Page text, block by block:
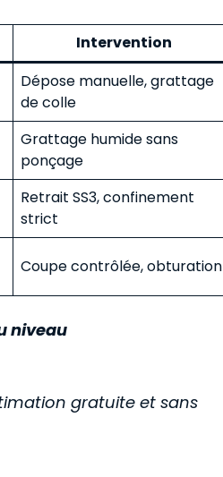
Intervention
Dépose manuelle, grattage
de colle
Grattage humide sans
ponçage
Retrait SS3, confinement
strict
Coupe contrôlée, obturation
niveau
gratuite et sans